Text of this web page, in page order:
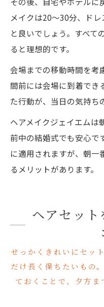
メイクは20〜30分、ド
と良いでしょう。すべて
ると理想的です。
会場までの移動時間を考
間前には会場に到着でき
た行動が、当日の気持ち
ヘアメイクジェイエムは
前中の結婚式でも安心で
に適用されますが、朝一
るメリットがあります。
ヘアセット
せっかくきれいにセッ
だけ長く保ちたいもの
ておくことで、夕方ま